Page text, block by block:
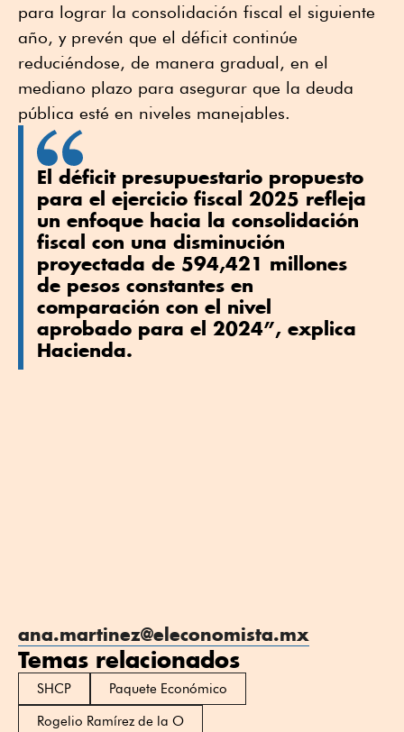
para lograr la consolidación fiscal el siguiente
año, y prevén que el déficit continúe
reduciéndose, de manera gradual, en el
mediano plazo para asegurar que la deuda
pública esté en niveles manejables.
El déficit presupuestario propuesto
para el ejercicio fiscal 2025 refleja
un enfoque hacia la consolidación
fiscal con una disminución
proyectada de 594,421 millones
de pesos constantes en
comparación con el nivel
aprobado para el 2024”, explica
Hacienda.
ana.martinez@eleconomista.mx
Temas relacionados
SHCP
Paquete Económico
Rogelio Ramírez de la O